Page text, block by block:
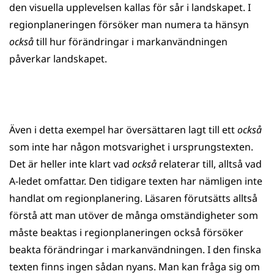
den visuella upplevelsen kallas för sår i landskapet. I
regionplaneringen försöker man numera ta hänsyn
ocksåtill hur förändringar i markanvändningen
påverkar landskapet.
Även i detta exempel har översättaren lagt till ettockså
som inte har någon motsvarighet i ursprungstexten.
Det är heller inte klart vad också relaterar till, alltså vad
A-ledet omfattar. Den tidigare texten har nämligen inte
handlat om regionplanering. Läsaren förutsätts alltså
förstå att man utöver de många omständigheter som
måste beaktas i regionplaneringen också försöker
beakta förändringar i markanvändningen. I den finska
texten finns ingen sådan nyans. Man kan fråga sig om